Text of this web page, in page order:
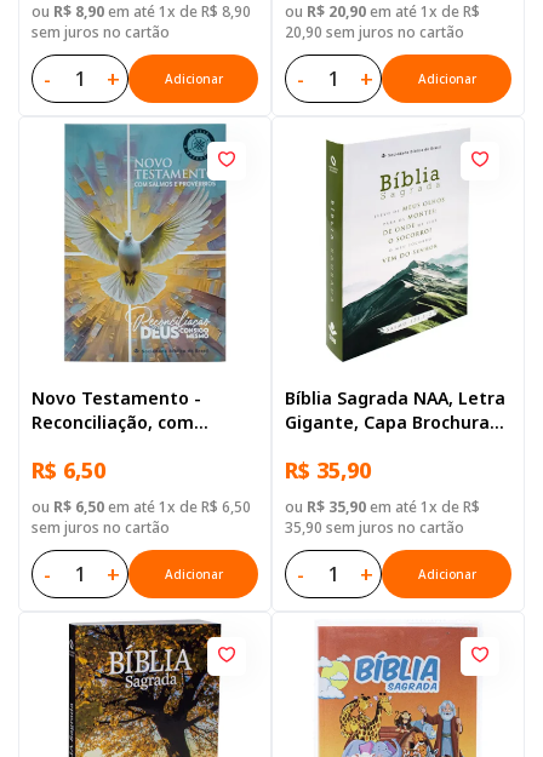
ou R$ 8,90em até 1x de R$ 8,90
sem juros no cartão
- + Adicionar
ou R$ 20,90em até 1x de R$
20,90 sem juros no cartão
- + Adicionar
Novo Testamento -
Reconciliação, com
R$ 6,50
ou R$ 6,50em até 1x de R$ 6,50
sem juros no cartão
- + Adicionar
Bíblia Sagrada NAA, Letra
Gigante, Capa Brochura
R$ 35,90
ou R$ 35,90em até 1x de R$
35,90 sem juros no cartão
- + Adicionar